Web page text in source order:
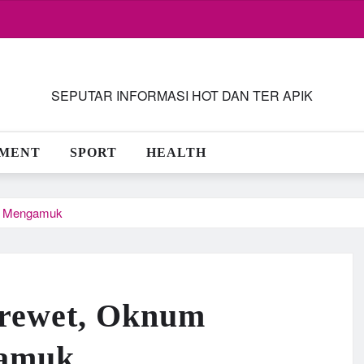
SEPUTAR INFORMASI HOT DAN TER APIK
SPORT HEALTH
Oknum